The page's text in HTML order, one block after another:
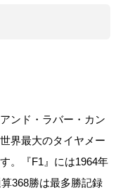
ンド・ラバー・カン
界最大のタイヤメー
。『F1』には1964年
368勝は最多勝記録